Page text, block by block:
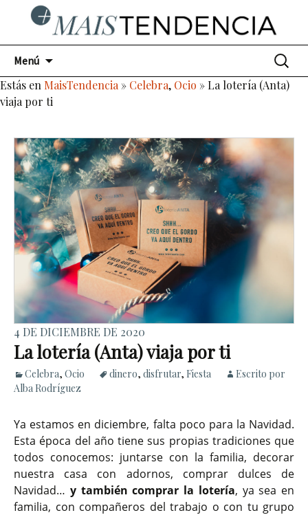
Menú
contenido
Buscar:
Estás en MaisTendencia» Celebra, Ocio » La lotería (Anta)
viaja por ti
4 DE DICIEMBRE DE 2020
La lotería (Anta) viaja por ti
Celebra, Ocio dinero, disfrutar, Fiesta
Escrito por
Alba Rodríguez
Ya estamos en diciembre, falta poco para la Navidad.
Esta época del año tiene sus propias tradiciones que
todos conocemos: juntarse con la familia, decorar
nuestra casa con adornos, comprar dulces de
Navidad… y también comprar la lotería, ya sea en
familia, con compañeros del trabajo o con tu grupo